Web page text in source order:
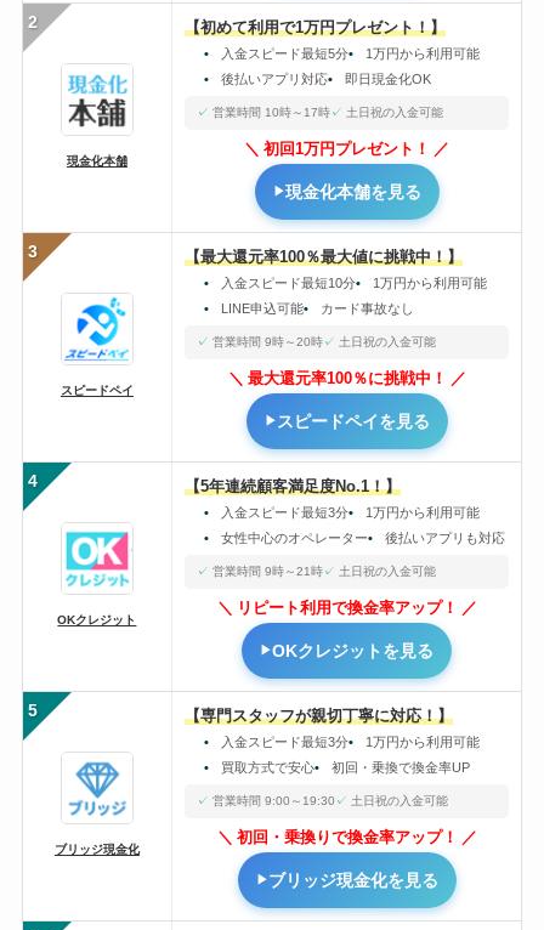
2
現金化本舗
【初めて利用で1万円プレゼント！】
入金スピード最短5分
1万円から利用可能
後払いアプリ対応
即日現金化OK
営業時間 10時～17時 土日祝の入金可能
初回1万円プレゼント！
現金化本舗を見る
3
スピードペイ
【最大還元率100％最大値に挑戦中！】
入金スピード最短10分
1万円から利用可能
LINE申込可能
カード事故なし
営業時間 9時～20時 土日祝の入金可能
最大還元率100％に挑戦中！
スピードペイを見る
4
OKクレジット
【5年連続顧客満足度No.1！】
入金スピード最短3分
1万円から利用可能
女性中心のオペレーター
後払いアプリも対応
営業時間 9時～21時 土日祝の入金可能
リピート利用で換金率アップ！
OKクレジットを見る
5
ブリッジ現金化
【専門スタッフが親切丁寧に対応！】
入金スピード最短3分
1万円から利用可能
買取方式で安心
初回・乗換で換金率UP
営業時間 9:00～19:30 土日祝の入金可能
初回・乗換りで換金率アップ！
ブリッジ現金化を見る